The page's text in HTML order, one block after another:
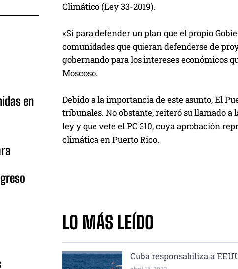
en
Climático (Ley 33-2019).
«Si para defender un plan que el propio
comunidades que quieran defenderse de
gobernando para los intereses económicos
Moscoso.
Debido a la importancia de este asunto, El
tribunales. No obstante, reiteró su llamado a
ley y que vete el PC 310, cuya aprobación
climática en Puerto Rico.
LO MÁS LEÍDO
Cuba responsabiliza a